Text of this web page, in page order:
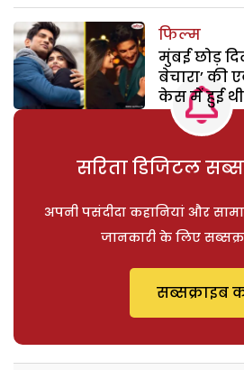
फिल्म
मुंबई छोड़
बेचारा’ की
केस में हुई
सरिता डिजिटल
अपनी पसंदीदा कहानियां और
जानकारी के लिए
सब्सक्राइब